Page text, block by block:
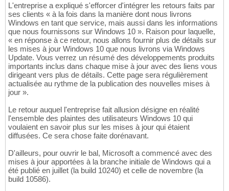
L'entreprise a expliqué s'efforcer d'intégrer les retours faits par
ses clients « à la fois dans la manière dont nous livrons
Windows en tant que service, mais aussi dans les informations
que nous fournissons sur Windows 10 ». Raison pour laquelle,
« en réponse à ce retour, nous allons fournir plus de détails sur
les mises à jour Windows 10 que nous livrons via Windows
Update. Vous verrez un résumé des développements produits
importants inclus dans chaque mise à jour avec des liens vous
dirigeant vers plus de détails. Cette page sera régulièrement
actualisée au rythme de la publication des nouvelles mises à
jour ».
Le retour auquel l'entreprise fait allusion désigne en réalité
l'ensemble des plaintes des utilisateurs Windows 10 qui
voulaient en savoir plus sur les mises à jour qui étaient
diffusées. Ce sera chose faite dorénavant.
D'ailleurs, pour ouvrir le bal, Microsoft a commencé avec des
mises à jour apportées à la branche initiale de Windows qui a
été publié en juillet (la build 10240) et celle de novembre (la
build 10586).